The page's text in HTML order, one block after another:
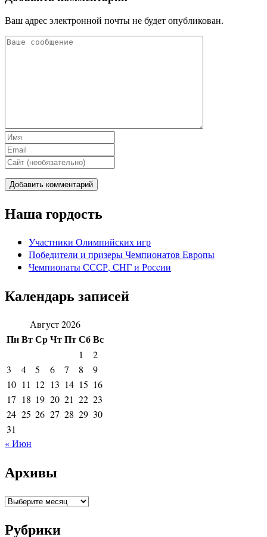
Ваш адрес электронной почты не будет опубликован.
Наша гордость
Участники Олимпийских игр
Победители и призеры Чемпионатов Европы
Чемпионаты СССР, СНГ и Росcии
Календарь записей
Август 2026
ПнВтСрЧтПтСбВс
1
2
3
4 5 6 7 8
9
10 11 12 13 14 15 16
17 18 19 20 21 22 23
24 25 26 27 28 29 30
31
« Июн
Архивы
Архивы
Рубрики